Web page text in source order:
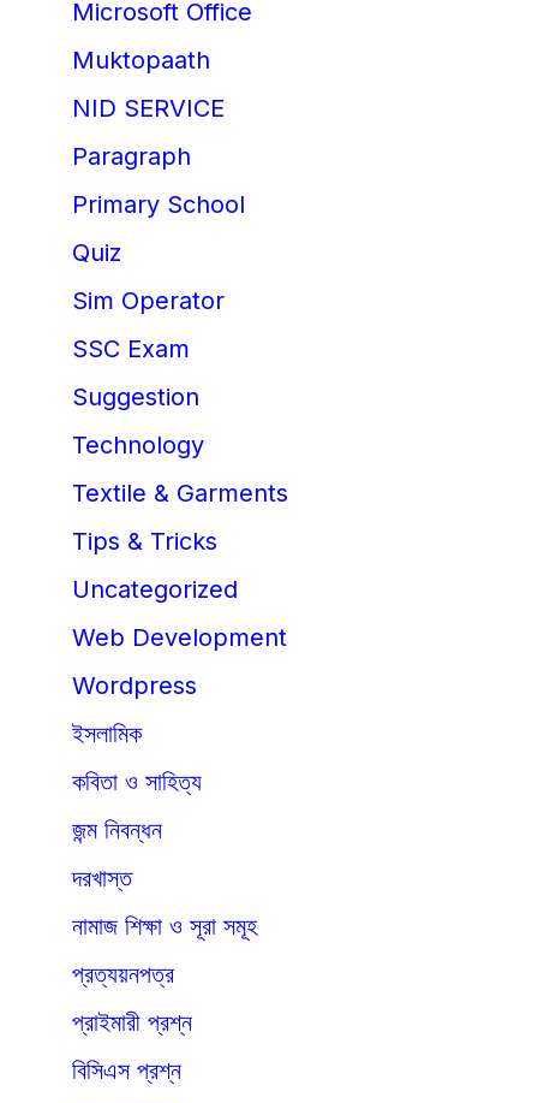
Microsoft Office
Muktopaath
NID SERVICE
Paragraph
Primary School
Quiz
Sim Operator
SSC Exam
Suggestion
Technology
Textile & Garments
Tips & Tricks
Uncategorized
Web Development
Wordpress
ইসলামিক
কবিতা ও সাহিত্য
জন্ম নিবন্ধন
দরখাস্ত
নামাজ শিক্ষা ও সূরা সমূহ
প্রত্যয়নপত্র
প্রাইমারী প্রশ্ন
বিসিএস প্রশ্ন